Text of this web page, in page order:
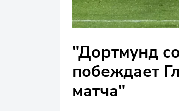
"Дортмунд
побеждает
матча"